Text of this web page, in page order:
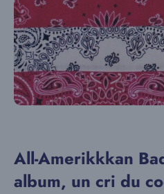
All-Amerikkkan
album, un cri du